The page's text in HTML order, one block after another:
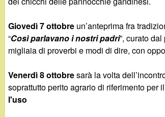
t
Giovedì 7 ottobre un’anteprima fra
“Così parlavano i nostri padri”, curato
migliaia di proverbi e modi di dire, con
Venerdì 8 ottobresarà la volta
soprattutto perito agrario di riferimento per
l'uso